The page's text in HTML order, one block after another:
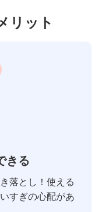
リット
きる
落とし！使える
すぎの心配があ